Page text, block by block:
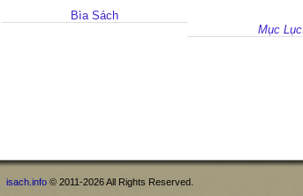
Bìa Sách
Mục Lục
isach.info © 2011-2026 All Rights Reserved.